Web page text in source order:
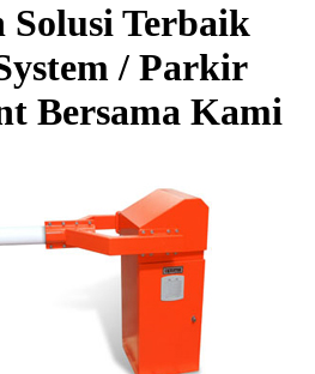
Solusi Terbaik
/ Parkir
Bersama Kami